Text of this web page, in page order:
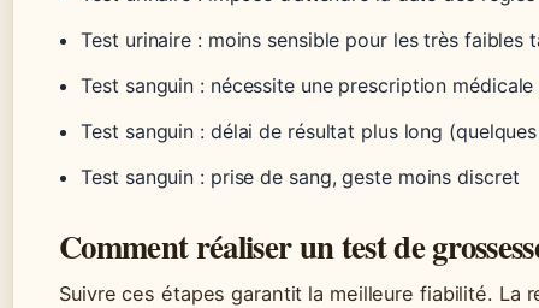
Test urinaire : moins sensible pour les très faibles
Test sanguin : nécessite une prescription médicale
Test sanguin : délai de résultat plus long
Test sanguin : prise de sang, geste moins discret
Comment réaliser un test de
Suivre ces étapes garantit la meilleure fiabilité. La